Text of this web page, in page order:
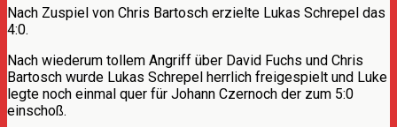
Nach Zuspiel von Chris Bartosch erzielte Lukas Schrepel das
4:0.
Nach wiederum tollem Angriff über David Fuchs und Chris
Bartosch wurde Lukas Schrepel herrlich freigespielt und Luke
legte noch einmal quer für Johann Czernoch der zum 5:0
einschoß.